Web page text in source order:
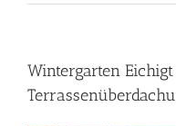
Wintergarten